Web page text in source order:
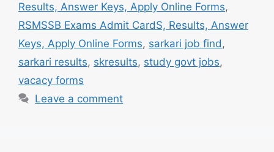
Results, Answer Keys, Apply Online Forms,
RSMSSB Exams Admit CardS, Results, Answer
Keys, Apply Online Forms, sarkari job find,
sarkari results, skresults, study govt jobs,
vacacy forms
Leave a comment